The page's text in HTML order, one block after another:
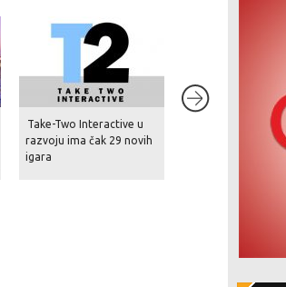
Take-Two Interactive u
razvoju ima čak 29 novih
igara
8.5
Kusan: City of